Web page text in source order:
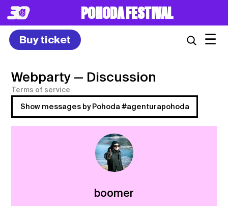
POHODA FESTIVAL
Buy ticket ☰
Webparty — Discussion
Terms of service
Show messages by Pohoda #agenturapohoda
boomer